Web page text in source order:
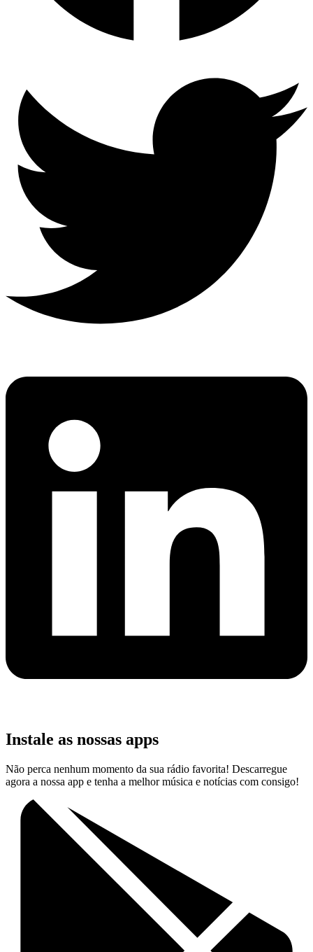
Instale as nossas apps
Não perca nenhum momento da sua rádio favorita! Descarregue
agora a nossa app e tenha a melhor música e notícias com consigo!